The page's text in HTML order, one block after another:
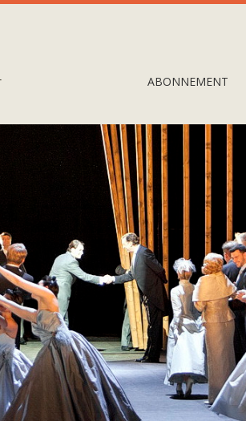
ABONNEMENT